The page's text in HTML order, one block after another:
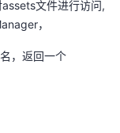
文件进行访问,
，
，返回一个